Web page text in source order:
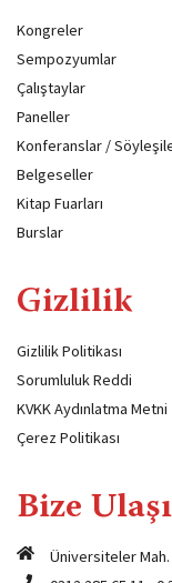
Kongreler
Sempozyumlar
Çalıştaylar
Paneller
Konferanslar /
Belgeseller
Kitap Fuarları
Burslar
Gizlilik
Gizlilik Politikası
Sorumluluk Reddi
KVKK Aydınlatma Metni
Çerez Politikası
Bize
Üniversiteler Mah.